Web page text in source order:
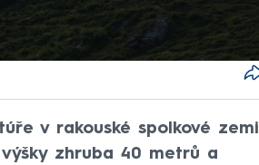
v rakouské spolkové zemi
zhruba 40 metrů a